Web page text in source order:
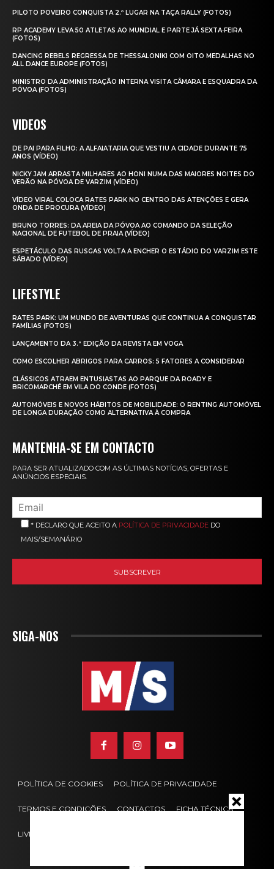
PILOTO POVEIRO CONQUISTA 2.º LUGAR NA TAÇA RALLY (FOTOS)
RP ACADEMY LEVA 50 ATLETAS AO MUNDIAL E PARTE JÁ SEXTA‑FEIRA
(FOTOS)
DANCING REBELS REGRESSA DE THESSALONIKI COM OITO MEDALHAS NO
ALL DANCE EUROPE (FOTOS)
MINISTRO DA ADMINISTRAÇÃO INTERNA VISITA CÂMARA E ESQUADRA DA
PÓVOA (FOTOS)
VIDEOS
DE PAI PARA FILHO: A ALFAIATARIA QUE VESTIU A CIDADE DURANTE 75
ANOS (VÍDEO)
NICKY JAM ARRASTA MILHARES AO HONI NUMA DAS MAIORES NOITES DO
VERÃO NA PÓVOA DE VARZIM (VÍDEO)
VÍDEO VIRAL COLOCA RATES PARK NO CENTRO DAS ATENÇÕES E GERA
ONDA DE PROCURA (VÍDEO)
BRUNO TORRES: DA AREIA DA PÓVOA AO COMANDO DA SELEÇÃO
NACIONAL DE FUTEBOL DE PRAIA (VÍDEO)
ESPETÁCULO DAS RUSGAS VOLTA A ENCHER O ESTÁDIO DO VARZIM ESTE
SÁBADO (VÍDEO)
LIFESTYLE
RATES PARK: UM MUNDO DE AVENTURAS QUE CONTINUA A CONQUISTAR
FAMÍLIAS (FOTOS)
LANÇAMENTO DA 3.ª EDIÇÃO DA REVISTA EM VOGA
COMO ESCOLHER ABRIGOS PARA CARROS: 5 FATORES A CONSIDERAR
CLÁSSICOS ATRAEM ENTUSIASTAS AO PARQUE DA ROADY E
BRICOMARCHÉ EM VILA DO CONDE (FOTOS)
AUTOMÓVEIS E NOVOS HÁBITOS DE MOBILIDADE: O RENTING AUTOMÓVEL
DE LONGA DURAÇÃO COMO ALTERNATIVA À COMPRA
MANTENHA-SE EM CONTACTO
PARA SER ATUALIZADO COM AS ÚLTIMAS NOTÍCIAS, OFERTAS E
ANÚNCIOS ESPECIAIS.
* DECLARO QUE ACEITO A POLÍTICA DE PRIVACIDADE DO
MAIS/SEMANÁRIO
SIGA-NOS
POLÍTICA DE COOKIES POLÍTICA DE PRIVACIDADE
TERMOS E CONDIÇÕES CONTACTOS FICHA TÉCNICA
LIVRO DE RECLAMAÇÕES